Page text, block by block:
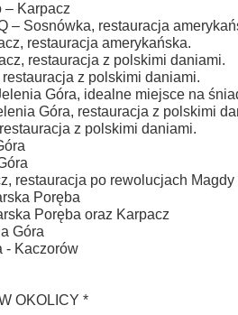
– Karpacz
– Sosnówka, restauracja
restauracja amerykańska.
restauracja z polskimi daniami.
z polskimi daniami.
Góra, idealne miejsce na
Góra, restauracja z polskimi
z polskimi daniami.
restauracja po rewolucjach Magdy
Poręba
Poręba oraz Karpacz
Góra
- Kaczorów
OKOLICY *